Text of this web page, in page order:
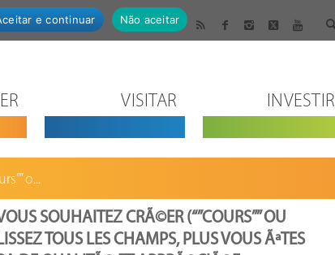
VISITAR INVESTIR
o...
SOUHAITEZ CRÃ©ER (“”COURS”” OU
TOUS LES CHAMPS, PLUS VOUS ÃªTES
e continuar Não aceitar